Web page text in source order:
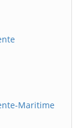
Maritime